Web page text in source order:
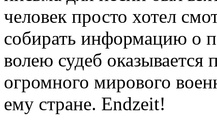
человек просто хотел
собирать информацию о
волею судеб
огромного мирового
ему стране. Endzeit!